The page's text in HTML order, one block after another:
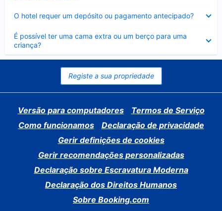
O hotel requer um depósito ou pagamento antecipado?
fechado
É possível ter uma cama extra ou um berço para uma
criança?
Elemento
fechado
Registe a sua propriedade
Versão para computadores
Termos de Serviço
Como funcionamos
Declaração de privacidade
Gerir definições de cookies
Gerir recomendações personalizadas
Declaração sobre Escravatura Moderna
Declaração dos Direitos Humanos
Sobre Booking.com